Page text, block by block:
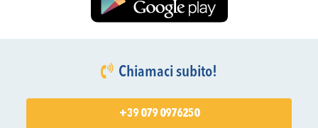
Chiamaci subito!
+39 079 0976250